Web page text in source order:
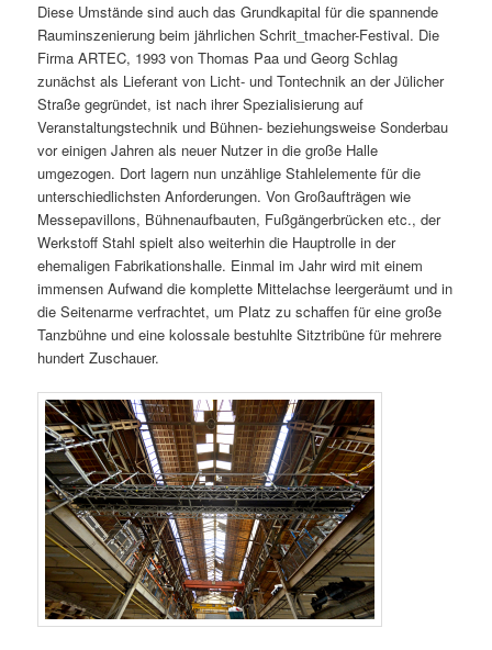
Diese Umstände sind auch das Grundkapital für die spannende
Rauminszenierung beim jährlichen Schrit_tmacher-Festival. Die
Firma ARTEC, 1993 von Thomas Paa und Georg Schlag
zunächst als Lieferant von Licht- und Tontechnik an der Jülicher
Straße gegründet, ist nach ihrer Spezialisierung auf
Veranstaltungstechnik und Bühnen- beziehungsweise Sonderbau
vor einigen Jahren als neuer Nutzer in die große Halle
umgezogen. Dort lagern nun unzählige Stahlelemente für die
unterschiedlichsten Anforderungen. Von Großaufträgen wie
Messepavillons, Bühnenaufbauten, Fußgängerbrücken etc., der
Werkstoff Stahl spielt also weiterhin die Hauptrolle in der
ehemaligen Fabrikationshalle. Einmal im Jahr wird mit einem
immensen Aufwand die komplette Mittelachse leergeräumt und in
die Seitenarme verfrachtet, um Platz zu schaffen für eine große
Tanzbühne und eine kolossale bestuhlte Sitztribüne für mehrere
hundert Zuschauer.